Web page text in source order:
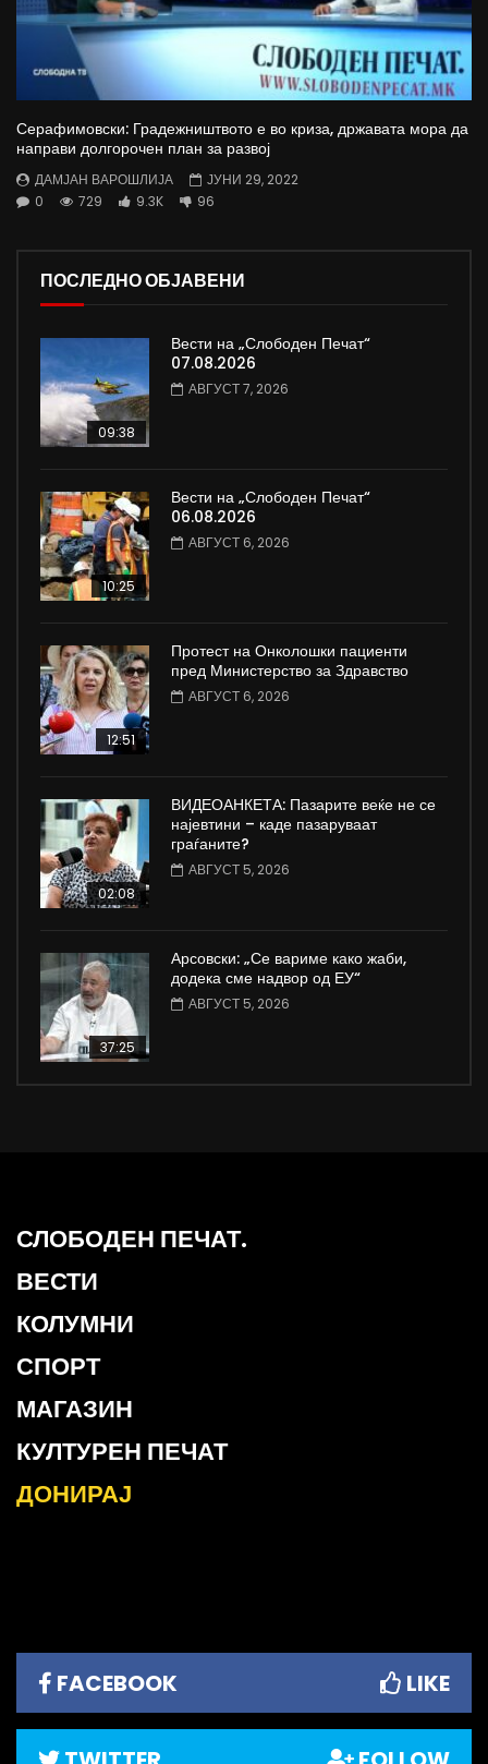
Серафимовски: Градежништвото е во криза, државата мора да
направи долгорочен план за развој
ДАМЈАН ВАРОШЛИЈА
ЈУНИ 29, 2022
0
729 9.3K 96
ПОСЛЕДНО ОБЈАВЕНИ
09:38
Вести на „Слободен Печат“
07.08.2026
АВГУСТ 7, 2026
10:25
Вести на „Слободен Печат“
06.08.2026
АВГУСТ 6, 2026
12:51
Протест на Онколошки пациенти
пред Министерство за Здравство
АВГУСТ 6, 2026
02:08
ВИДЕОАНКЕТА: Пазарите веќе не се
најевтини – каде пазаруваат
граѓаните?
АВГУСТ 5, 2026
37:25
Арсовски: „Се вариме како жаби,
додека сме надвор од ЕУ“
АВГУСТ 5, 2026
СЛОБОДЕН ПЕЧАТ.
ВЕСТИ
КОЛУМНИ
СПОРТ
МАГАЗИН
КУЛТУРЕН ПЕЧАТ
ДОНИРАЈ
FACEBOOK LIKE